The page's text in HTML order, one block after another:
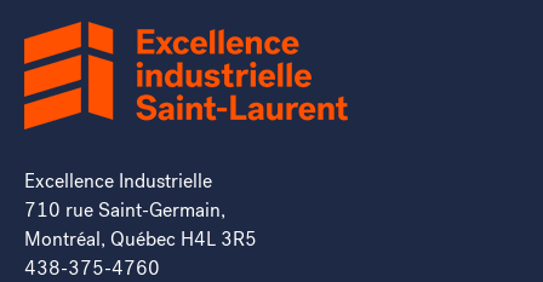
Excellence Industrielle
710 rue Saint-Germain,
Montréal, Québec H4L 3R5
438-375-4760